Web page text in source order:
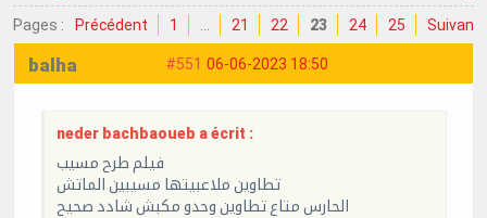
Pages : Précédent 1 21 22 23 24 25 Suivant
#551 06-06-2023 18:50
balha
neder bachbaoueb a écrit :
فيلم طرح مسيب
تطاوين ملاعبيتها مسيبين الماتش
الحارس متاع تطاوين وحدو مكبش شادد صحيح